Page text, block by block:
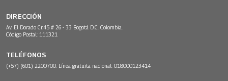
DIRECCIÓN
Av. El Dorado Cr.45 # 26 - 33 Bogotá D.C. Colombia.
Código Postal: 111321
TELÉFONOS
(+57) (601) 2200700. Línea gratuita nacional: 018000123414